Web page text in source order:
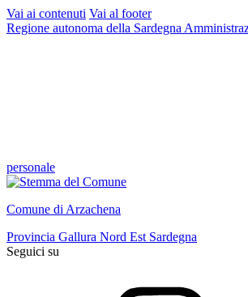
Vai ai contenuti Vai al footer
Regione autonoma della Sardegna
personale
Comune di Arzachena
Provincia Gallura Nord Est Sardegna
Seguici su